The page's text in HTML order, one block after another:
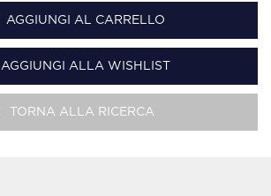
AGGIUNGI AL CARRELLO
AGGIUNGI ALLA WISHLIST
TORNA ALLA RICERCA